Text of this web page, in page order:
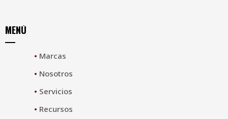
MENÚ
• Marcas
• Nosotros
• Servicios
• Recursos